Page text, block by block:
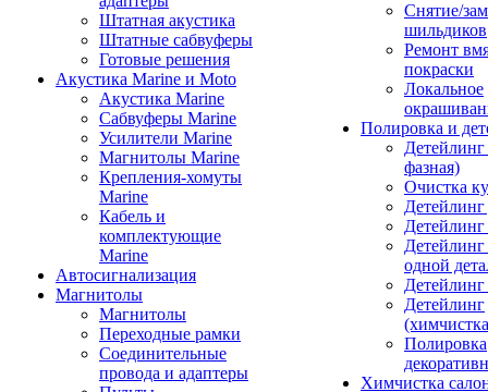
Штатная акустика
Штатные сабвуферы
Готовые решения
Акустика Marine и Moto
Акустика Marine
Сабвуферы Marine
Усилители Marine
Магнитолы Marine
Крепления-хомуты
Marine
Кабель и
комплектующие
Marine
Автосигнализация
Магнитолы
Магнитолы
Переходные рамки
Соединительные
провода и адаптеры
Снятие/
шильдиков
Ремонт
покраски
Локальное
Полировка и
фазная)
Очистка
Детейлинг
одной
Детейлинг
Полировка
Химчистка